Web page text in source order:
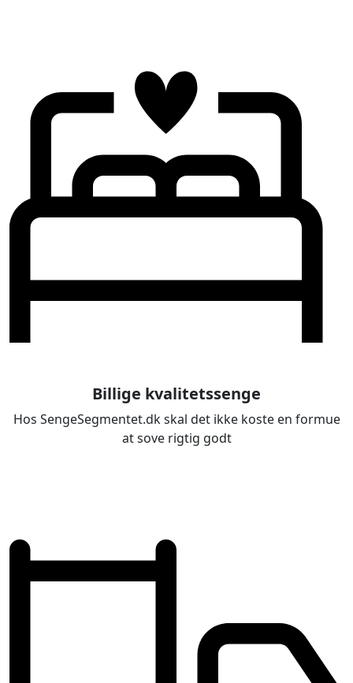
Billige kvalitetssenge
Hos SengeSegmentet.dk skal det ikke koste en formue
at sove rigtig godt